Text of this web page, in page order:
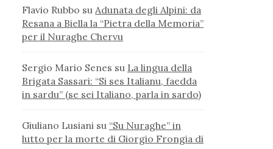
Flavio Rubbo su Adunata degli Alpini: da
Resana a Biella la “Pietra della Memoria”
per il Nuraghe Chervu
Sergio Mario Senes su La lingua della
Brigata Sassari: “Si ses Italianu, faedda
in sardu” (se sei Italiano, parla in sardo)
Giuliano Lusiani su “Su Nuraghe” in
lutto per la morte di Giorgio Frongia di